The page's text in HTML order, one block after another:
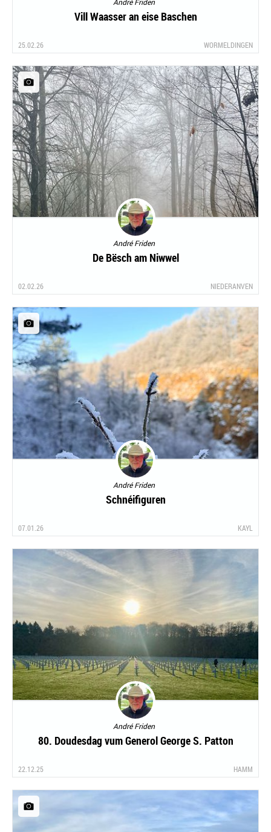
Vill Waasser an eise Baschen
25.02.26 WORMELDINGEN
André Friden
De Bësch am Niwwel
02.02.26 NIEDERANVEN
André Friden
Schnéifiguren
07.01.26 KAYL
André Friden
80. Doudesdag vum Generol George S. Patton
22.12.25 HAMM